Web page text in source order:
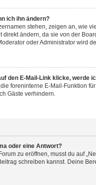
ich ihn ändern?
stehen, zeigen an, wie
direkt ändern, da sie von der
oder Administrator wird
den E-Mail-Link klicke, werde
foreninterne E-Mail-Funktion
Gäste verhindern.
oder eine Antwort?
zu eröffnen, musst du auf
schreiben kannst. Deine